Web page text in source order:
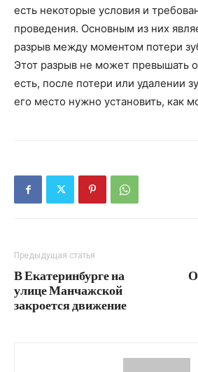
есть некоторые условия и
проведения. Основным из них
разрыв между моментом потери
Этот разрыв не может превышать
есть, после потери или удалении
его место нужно установить, как
Предыдущая статья
В Екатеринбурге на
улице Манчажской
закроется движение